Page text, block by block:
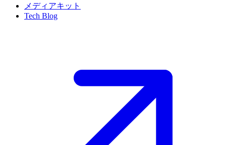
メディアキット
Tech Blog